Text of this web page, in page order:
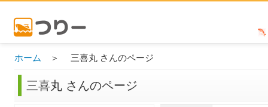
ホーム ＞ 三喜丸 さんのページ
三喜丸 さんのページ